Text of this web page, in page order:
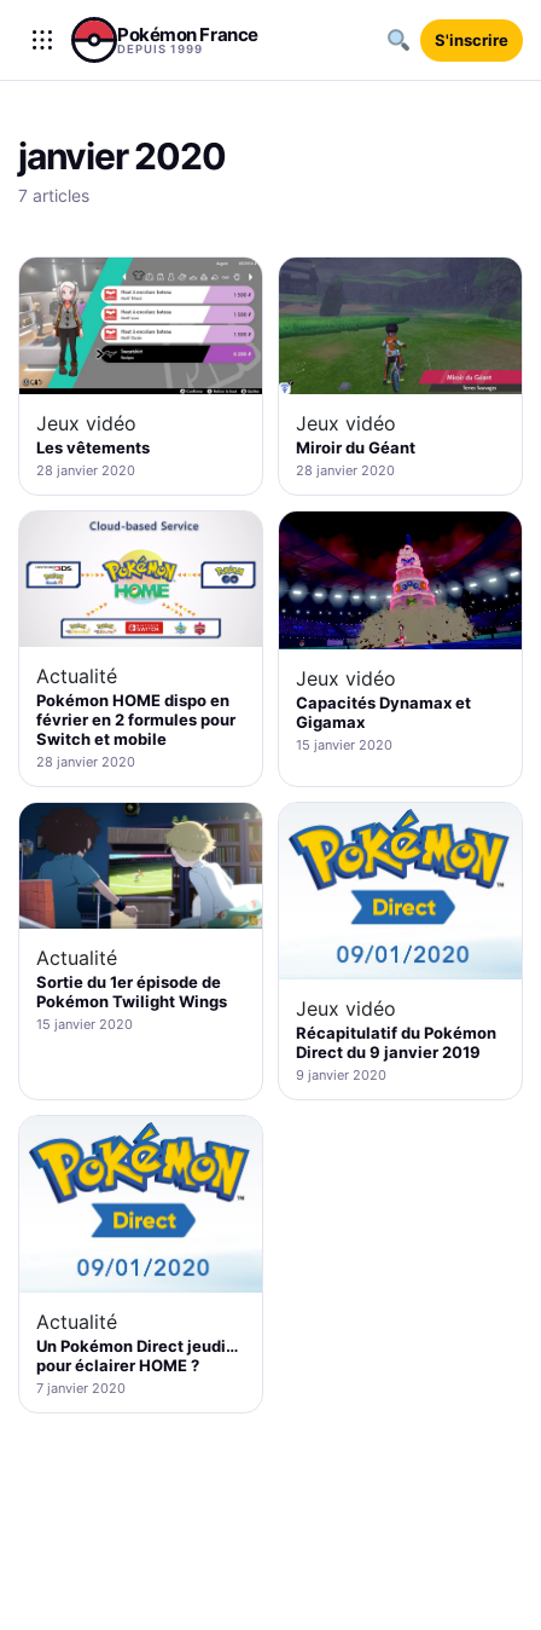
Aller au contenu
Pokémon France
DEPUIS 1999 S'inscrire
janvier 2020
7 articles
Jeux vidéo
Les vêtements
28 janvier 2020
Jeux vidéo
Miroir du Géant
28 janvier 2020
Actualité
Pokémon HOME dispo en
février en 2 formules pour
Switch et mobile
28 janvier 2020
Jeux vidéo
Capacités Dynamax et
Gigamax
15 janvier 2020
Actualité
Sortie du 1er épisode de
Pokémon Twilight Wings
15 janvier 2020
Jeux vidéo
Récapitulatif du Pokémon
Direct du 9 janvier 2019
9 janvier 2020
Actualité
Un Pokémon Direct jeudi…
pour éclairer HOME ?
7 janvier 2020